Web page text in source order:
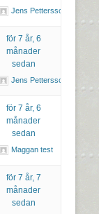
Jens Pettersson
för 7 år, 6
månader
sedan
Jens Pettersson
för 7 år, 6
månader
sedan
Maggan test
för 7 år, 7
månader
sedan